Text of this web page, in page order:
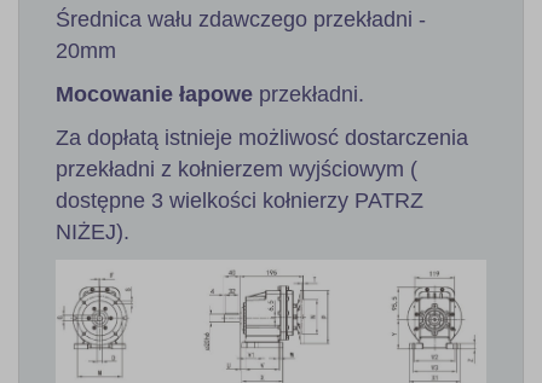
Średnica wału zdawczego przekładni -
20mm
Mocowanie łapowe przekładni.
Za dopłatą istnieje możliwosć dostarczenia
przekładni z kołnierzem wyjściowym (
dostępne 3 wielkości kołnierzy PATRZ
NIŻEJ).